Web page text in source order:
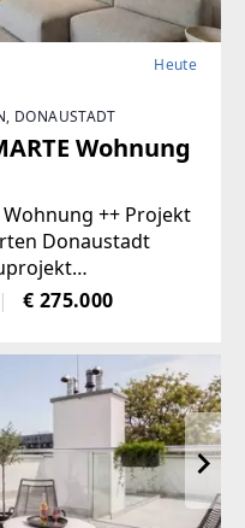
Heute
DONAUSTADT
Wohnung
Wohnung ++ Projekt
Donaustadt
33 freifinanzierte
eine
€ 275.000